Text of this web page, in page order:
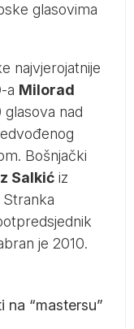
glasovima
najvjerojatnije
a Milorad
nad
Bošnjački
Salkić iz
je 2010.
na “mastersu”